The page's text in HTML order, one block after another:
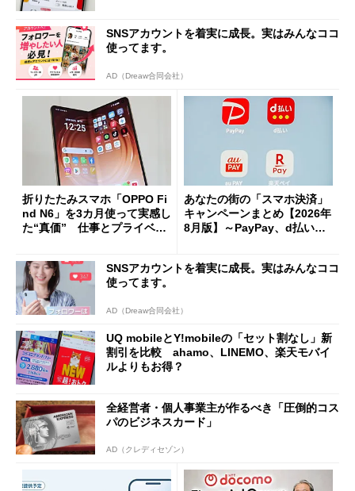
SNSアカウントを着実に成長。実はみんなココ
使ってます。
AD（Dreaw合同会社）
折りたたみスマホ「OPPO Fi
nd N6」を3カ月使って実感し
た“真価” 仕事とプライベー
あなたの街の「スマホ決済」
キャンペーンまとめ【2026年
8月版】～PayPay、d払い、a
SNSアカウントを着実に成長。実はみんなココ
使ってます。
AD（Dreaw合同会社）
UQ mobileとY!mobileの「セット割なし」新
割引を比較 ahamo、LINEMO、楽天モバイ
ルよりもお得？
全経営者・個人事業主が作るべき「圧倒的コス
パのビジネスカード」
AD（クレディセゾン）